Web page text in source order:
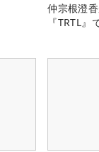
仲宗根澄
『TRTL』